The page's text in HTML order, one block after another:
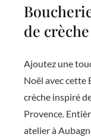
b
a
de
Ajoutez une
Noël avec cette
crèche inspiré
Provence.
atelier à